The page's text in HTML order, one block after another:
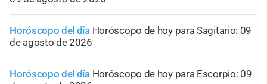
Horóscopo del día Horóscopo de hoy para Sagitario: 09
de agosto de 2026
Horóscopo del día Horóscopo de hoy para Escorpio: 09